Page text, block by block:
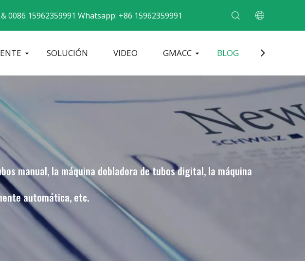
0086 15962359991 Whatsapp: +86 15962359991
SOLUCIÓN VIDEO GMACC BLOG
manual, la máquina dobladora de tubos digital, la máquina
automática, etc.